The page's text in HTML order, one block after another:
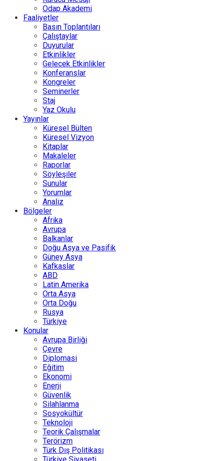
Odap Akademi
Faaliyetler
Basın Toplantıları
Çalıştaylar
Duyurular
Etkinlikler
Gelecek Etkinlikler
Konferanslar
Kongreler
Seminerler
Staj
Yaz Okulu
Yayınlar
Küresel Bülten
Küresel Vizyon
Kitaplar
Makaleler
Raporlar
Söyleşiler
Sunular
Yorumlar
Analiz
Bölgeler
Afrika
Avrupa
Balkanlar
Doğu Asya ve Pasifik
Güney Asya
Kafkaslar
ABD
Latin Amerika
Orta Asya
Orta Doğu
Rusya
Türkiye
Konular
Avrupa Birliği
Çevre
Diplomasi
Eğitim
Ekonomi
Enerji
Güvenlik
Silahlanma
Sosyokültür
Teknoloji
Teorik Çalışmalar
Terörizm
Türk Dış Politikası
Türkiye Siyaseti